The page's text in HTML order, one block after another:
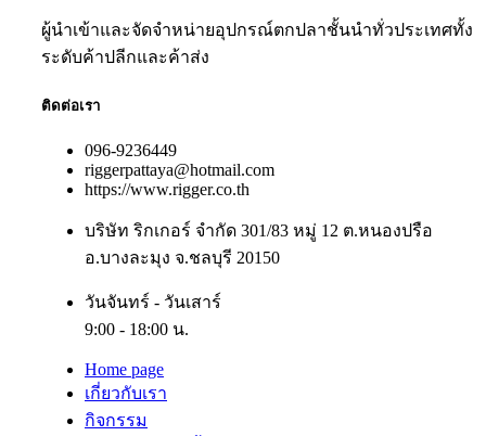
ผู้นำเข้าและจัดจำหน่ายอุปกรณ์ตกปลาชั้นนำทั่วประเทศทั้ง
ระดับค้าปลีกและค้าส่ง
ติดต่อเรา
096-9236449
riggerpattaya@hotmail.com
https://www.rigger.co.th
บริษัท ริกเกอร์ จำกัด 301/83 หมู่ 12 ต.หนองปรือ
อ.บางละมุง จ.ชลบุรี 20150
วันจันทร์ - วันเสาร์
9:00 - 18:00 น.
Home page
เกี่ยวกับเรา
กิจกรรม